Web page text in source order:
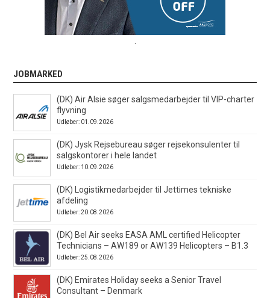
JOBMARKED
(DK) Air Alsie søger salgsmedarbejder til VIP-charter
flyvning
Udløber: 01.09.2026
(DK) Jysk Rejsebureau søger rejsekonsulenter til
salgskontorer i hele landet
Udløber: 10.09.2026
(DK) Logistikmedarbejder til Jettimes tekniske
afdeling
Udløber: 20.08.2026
(DK) Bel Air seeks EASA AML certified Helicopter
Technicians – AW189 or AW139 Helicopters – B1.3
Udløber: 25.08.2026
(DK) Emirates Holiday seeks a Senior Travel
Consultant – Denmark